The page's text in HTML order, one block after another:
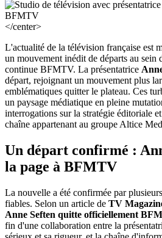
</center>
L'actualité de la télévision française est
un mouvement inédit de départs au sein
continue BFMTV. La présentatrice
départ, rejoignant un mouvement plus
emblématiques quitter le plateau. Ces
un paysage médiatique en pleine
interrogations sur la stratégie éditoriale
chaîne appartenant au groupe Altice
Un départ confirmé :
la page à BFMTV
La nouvelle a été confirmée par
fiables. Selon un article de TV
Anne Seften quitte officiellement
fin d'une collaboration entre la